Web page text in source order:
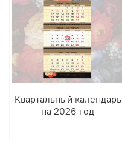
Квартальный календарь
на 2026 год